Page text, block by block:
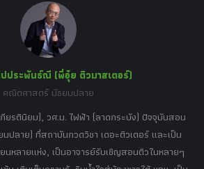
window
ประพันธ์ณี (พี่อุ๋ย ติวมาสเตอร์)
คณิตศาสตร์ มัธยมปลาย
ยรตินิยม), วศ.ม. ไฟฟ้า (ลาดกระบัง) ปัจจุบันสอน
ปลาย) ที่สถาบันกวดวิชา เดอะติวเตอร์ และเป็น
นหลายแห่ง, เป็นอาจารย์รับเชิญสอนติวในหลายๆ